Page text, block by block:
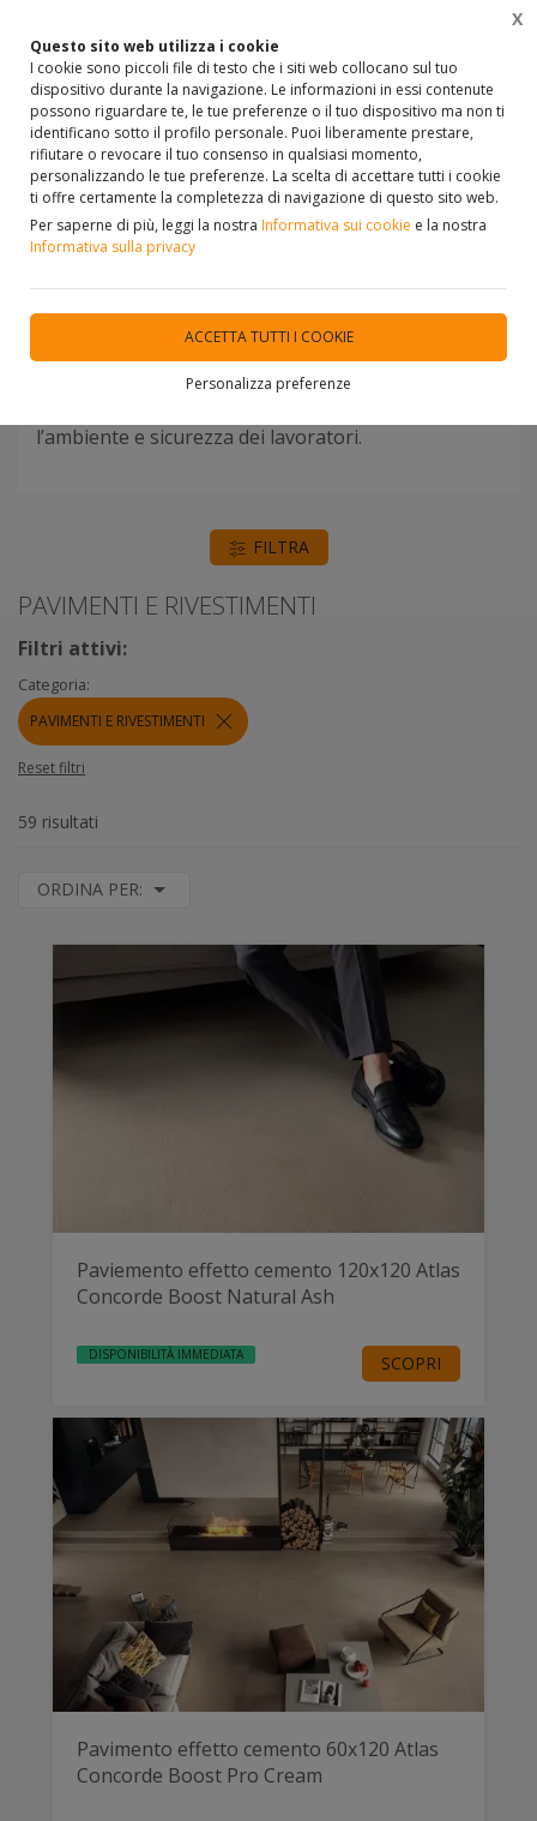
Questo sito web utilizza i cookie
I cookie sono piccoli file di testo che i siti web collocano sul tuo
dispositivo durante la navigazione. Le informazioni in essi contenute
possono riguardare te, le tue preferenze o il tuo dispositivo ma non ti
identificano sotto il profilo personale. Puoi liberamente prestare,
rifiutare o revocare il tuo consenso in qualsiasi momento,
personalizzando le tue preferenze. La scelta di accettare tutti i cookie
ti offre certamente la completezza di navigazione di questo sito web.
Per saperne di più, leggi la nostra Informativa sui cookie e la nostra
Informativa sulla privacy
ACCETTA TUTTI I COOKIE
Personalizza preferenze
X
Home VETRINA PAVIMENTI E RIVESTIMENTI
Uno dei capisaldi della vision di Atlas Concorde è la
ricerca costante dell’eccellenza di processo e di
prodotto, per offrire ai clienti e ai progettisti la più
alta qualità nel gres porcellanato e nella ceramica.
Per questo ci avvaliamo delle più avanzate
tecnologie, che utilizziamo nei nostri stabilimenti
completamente automatizzati e digitalizzati
l’ambiente e sicurezza dei lavoratori.
FILTRA
PAVIMENTI E RIVESTIMENTI
Filtri attivi:
Categoria:
PAVIMENTI E RIVESTIMENTI
Reset filtri
59 risultati
ORDINA PER:
Paviemento effetto cemento 120x120 Atlas
Concorde Boost Natural Ash
DISPONIBILITÀ IMMEDIATA SCOPRI
Pavimento effetto cemento 60x120 Atlas
Concorde Boost Pro Cream